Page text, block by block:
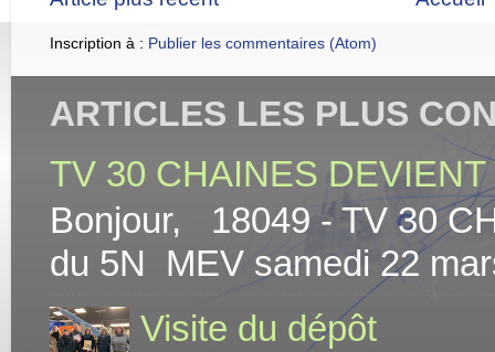
Inscription à : Publier les commentaires (Atom)
ARTICLES LES PLUS
TV 30 CHAINES
Bonjour, 18049 - TV 30
du 5N MEV samedi 22
Visite du dépôt